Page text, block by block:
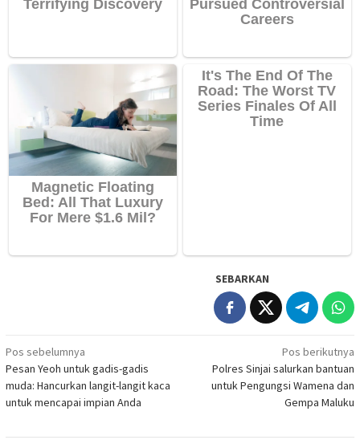
SEBARKAN
Navigasi
pos
Pos sebelumnya
Pesan Yeoh untuk gadis-gadis
muda: Hancurkan langit-langit kaca
untuk mencapai impian Anda
Pos berikutnya
Polres Sinjai salurkan bantuan
untuk Pengungsi Wamena dan
Gempa Maluku